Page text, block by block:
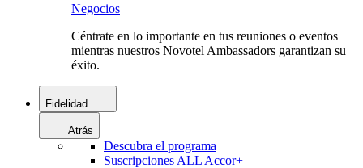
Negocios
Céntrate en lo importante en tus reuniones o eventos
mientras nuestros Novotel Ambassadors garantizan su
éxito.
Fidelidad
Atrás
Descubra el programa
Suscripciones ALL Accor+